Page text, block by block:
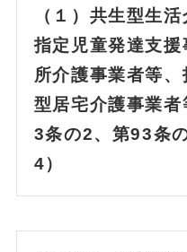
（１）共生型生
指定児童発達支
所介護事業者等
型居宅介護事業
3条の2、第93条
4）